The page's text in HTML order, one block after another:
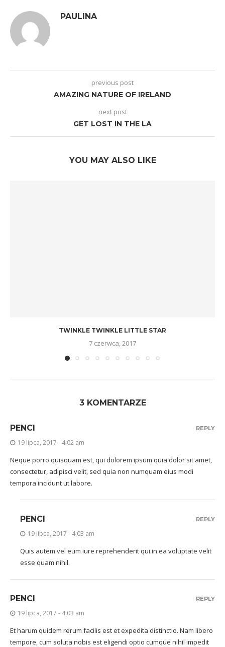
PAULINA
previous post
AMAZING NATURE OF IRELAND
next post
GET LOST IN THE LA
YOU MAY ALSO LIKE
TWINKLE TWINKLE LITTLE STAR
7 czerwca, 2017
3 KOMENTARZE
PENCI
19 lipca, 2017 - 4:02 am
Neque porro quisquam est, qui dolorem ipsum quia dolor sit amet,
consectetur, adipisci velit, sed quia non numquam eius modi
tempora incidunt ut labore.
REPLY
PENCI
19 lipca, 2017 - 4:03 am
Quis autem vel eum iure reprehenderit qui in ea voluptate velit
esse quam nihil.
REPLY
PENCI
19 lipca, 2017 - 4:03 am
Et harum quidem rerum facilis est et expedita distinctio. Nam libero
tempore, cum soluta nobis est eligendi optio cumque nihil impedit
REPLY